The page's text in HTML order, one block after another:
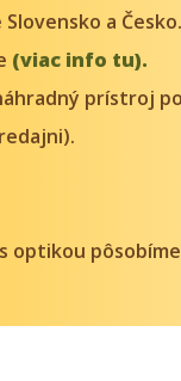
a Česko.
(viac info tu).
prístroj
optikou